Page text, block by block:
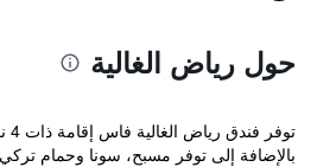
حول رياض الغالية
بالإضافة إلى توفر مسبح، سونا وحمام